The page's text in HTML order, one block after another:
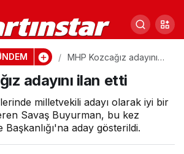
MHP Kozcağız adayını
adayını ilan etti
milletvekili adayı olarak iyi bir
Savaş Buyurman, bu kez
Başkanlığı'na aday gösterildi.
0 Paylaş